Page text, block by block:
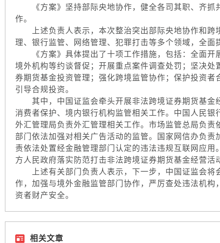
《方案》坚持部际央地协作，健全各司其职、齐抓
作。
上述负责人表示，本次整治突出部际央地协作和跨
理、银行监管、网络管理、犯罪打击等多个领域，全面
《方案》具体提出了十项工作措施，包括：全面开
境外机构等约谈督促；开展重点案件调查处罚；坚决
券期货基金投资管理；强化跨境监管协作；保护投资
引导合规投资。
其中，中国证监会牵头开展非法跨境证券期货基金
消费者保护、境内银行机构监管相关工作。中国人民
外汇管理局负责外汇管理相关工作。市场监管总局负
部门依法加强对相关广告活动的监管。国家网信办负
责依法处置经金融管理部门认定的违法违规互联网应
方人民政府落实防范打击非法跨境证券期货基金经营活
上述有关部门负责人表示，下一步，中国证监会将
作，加强与境外金融监管部门协作，严厉查处违法机
资者财产安全。
相关文章